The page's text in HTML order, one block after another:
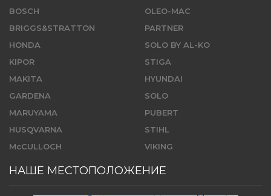
BOSCH
BRIGGS&STRATTON
HONDA
KIPOR
MAKITA
GARDENA
MARUYAMA
HUSQVARNA
McCULLOCH
OLEO-MAC
PARTNER
SOLO BY AL-KO
STIGA
HYUNDAI
SOLO
PUBERT
STIHL
VIKING
НАШЕ МЕСТОПОЛОЖЕНИЕ